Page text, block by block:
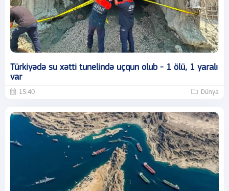
Türkiyədə su xətti tunelində uçqun olub - 1 ölü, 1 yaralı
var
15:40 Dünya